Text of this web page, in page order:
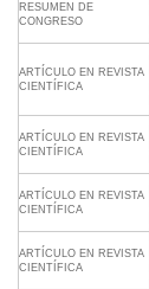
RESUMEN DE
CONGRESO
ARTÍCULO EN REVISTA
CIENTÍFICA
ARTÍCULO EN REVISTA
CIENTÍFICA
ARTÍCULO EN REVISTA
CIENTÍFICA
ARTÍCULO EN REVISTA
CIENTÍFICA